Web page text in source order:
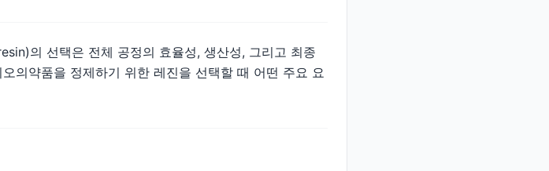
의 선택은 전체 공정의 효율성, 생산성, 그리고 최종
의약품을 정제하기 위한 레진을 선택할 때 어떤 주요 요